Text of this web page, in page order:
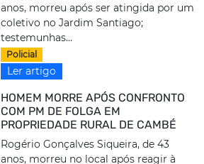
anos, morreu após ser atingida por um
coletivo no Jardim Santiago;
testemunhas...
Policial
Ler artigo
HOMEM MORRE APÓS CONFRONTO
COM PM DE FOLGA EM
PROPRIEDADE RURAL DE CAMBÉ
Rogério Gonçalves Siqueira, de 43
anos, morreu no local após reagir à